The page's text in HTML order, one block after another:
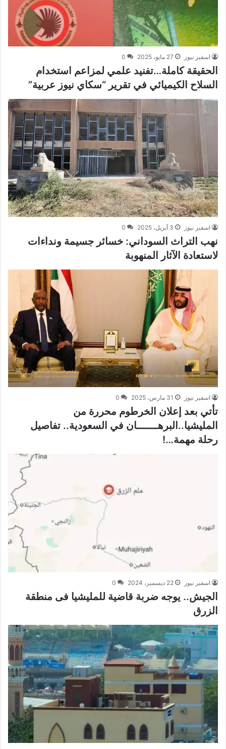
اسفير نيوز 27 مايو، 2025 0
الحقيقة كاملة…تفنيد علمي لمزاعم استخدام
السلاح الكيميائي في تقرير “سكاي نيوز عربية”
اسفير نيوز 3 أبريل، 2025 0
نهب التراث السوداني: خسائر جسيمة ونداءات
لاستعادة الآثار المنهوبة
اسفير نيوز 31 مارس، 2025 0
تأتي بعد إعلان الخرطوم محررة من
المليشيا..البرهـــــــان في السعودية.. تفاصيل
رحلة مهمة…!
اسفير نيوز 22 ديسمبر، 2024 0
الجيش.. يوجه ضربة قاضية للمليشيا فى منطقة
الزرق